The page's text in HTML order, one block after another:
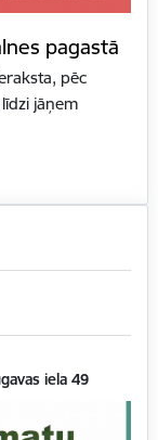
pagastā
pēc
jāņem
iela 49